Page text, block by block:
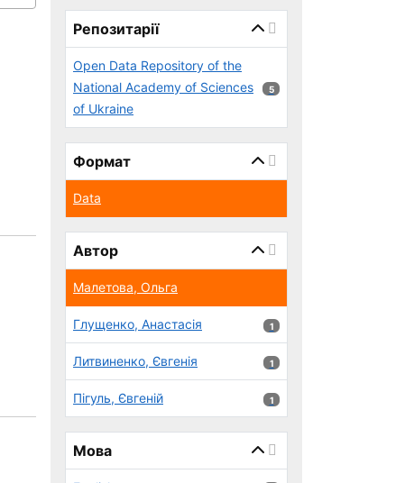
Репозитарії
Open Data Repository of the
National Academy of Sciences
of Ukraine
5 результатів
5
Формат
Data
Автор
Малетова, Ольга
Глущенко, Анастасія 1 результатів
1
Литвиненко, Євгенія 1 результатів
1
Пігуль, Євгеній 1 результатів
1
Мова